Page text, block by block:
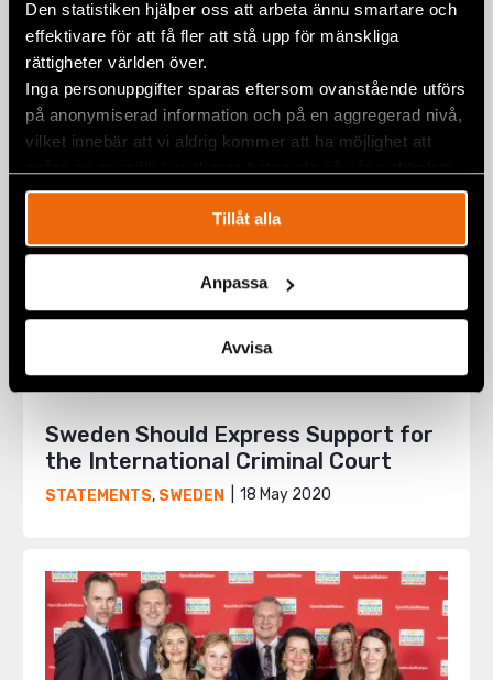
Den statistiken hjälper oss att arbeta ännu smartare och
effektivare för att få fler att stå upp för mänskliga
rättigheter världen över.
Inga personuppgifter sparas eftersom ovanstående utförs
på anonymiserad information och på en aggregerad nivå,
vilket innebär att vi aldrig kommer att ha möjlighet att
Tillåt alla
Anpassa
Avvisa
BURMA, STATEMENTS 23 June 2020
Sweden Should Express Support for
the International Criminal Court
STATEMENTS, SWEDEN 18 May 2020